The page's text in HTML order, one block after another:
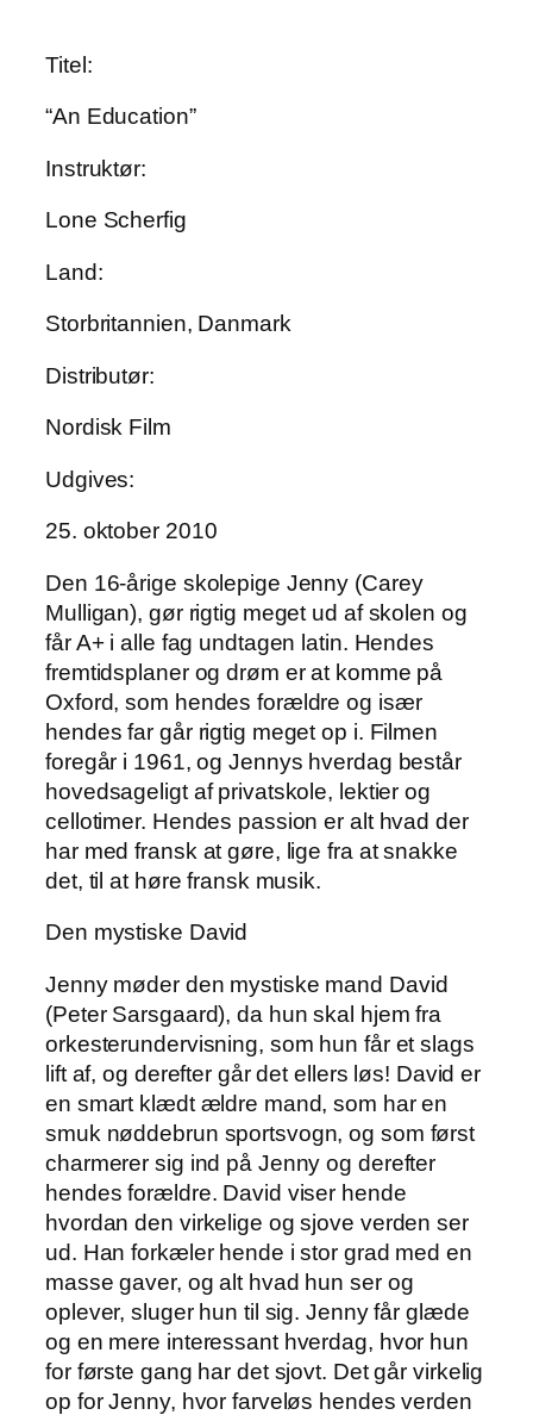
Titel:
“An Education”
Instruktør:
Lone Scherfig
Land:
Storbritannien, Danmark
Distributør:
Nordisk Film
Udgives:
25. oktober 2010
Den 16-årige skolepige Jenny (Carey
Mulligan), gør rigtig meget ud af skolen og
får A+ i alle fag undtagen latin. Hendes
fremtidsplaner og drøm er at komme på
Oxford, som hendes forældre og især
hendes far går rigtig meget op i. Filmen
foregår i 1961, og Jennys hverdag består
hovedsageligt af privatskole, lektier og
cellotimer. Hendes passion er alt hvad der
har med fransk at gøre, lige fra at snakke
det, til at høre fransk musik.
Den mystiske David
Jenny møder den mystiske mand David
(Peter Sarsgaard), da hun skal hjem fra
orkesterundervisning, som hun får et slags
lift af, og derefter går det ellers løs! David er
en smart klædt ældre mand, som har en
smuk nøddebrun sportsvogn, og som først
charmerer sig ind på Jenny og derefter
hendes forældre. David viser hende
hvordan den virkelige og sjove verden ser
ud. Han forkæler hende i stor grad med en
masse gaver, og alt hvad hun ser og
oplever, sluger hun til sig. Jenny får glæde
og en mere interessant hverdag, hvor hun
for første gang har det sjovt. Det går virkelig
op for Jenny, hvor farveløs hendes verden